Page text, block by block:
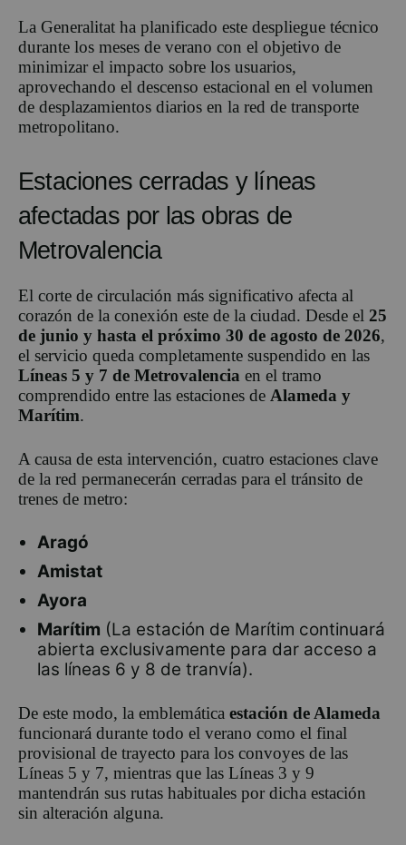
La Generalitat ha planificado este despliegue técnico
durante los meses de verano con el objetivo de
minimizar el impacto sobre los usuarios,
aprovechando el descenso estacional en el volumen
de desplazamientos diarios en la red de transporte
metropolitano.
Estaciones cerradas y líneas
afectadas por las obras de
Metrovalencia
El corte de circulación más significativo afecta al
corazón de la conexión este de la ciudad. Desde el 25
de junio y hasta el próximo 30 de agosto de 2026,
el servicio queda completamente suspendido en las
Líneas 5 y 7 de Metrovalencia en el tramo
comprendido entre las estaciones de Alameda y
Marítim.
A causa de esta intervención, cuatro estaciones clave
de la red permanecerán cerradas para el tránsito de
trenes de metro:
Aragó
Amistat
Ayora
Marítim (La estación de Marítim continuará
abierta exclusivamente para dar acceso a
las líneas 6 y 8 de tranvía).
De este modo, la emblemática estación de Alameda
funcionará durante todo el verano como el final
provisional de trayecto para los convoyes de las
Líneas 5 y 7, mientras que las Líneas 3 y 9
mantendrán sus rutas habituales por dicha estación
sin alteración alguna.